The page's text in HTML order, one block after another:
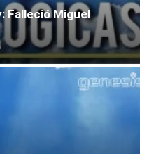
Falleció Miguel